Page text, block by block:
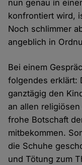
nun genau in
konfrontiert wird,
Noch schlimmer
angeblich in
Bei einem
folgendes erklärt:
ganztägig den
an allen
frohe Botschaft
mitbekommen.
die Schuhe
und Tötung zum